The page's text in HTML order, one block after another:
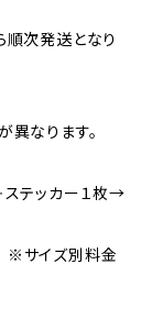
順次発送となり
異なります。
ステッカー１枚→
※サイズ別料金